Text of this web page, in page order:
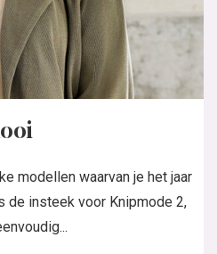
modellen waarvan je het jaar
de insteek voor Knipmode 2,